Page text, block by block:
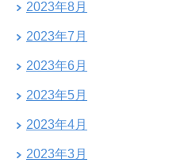
2023年8月
2023年7月
2023年6月
2023年5月
2023年4月
2023年3月